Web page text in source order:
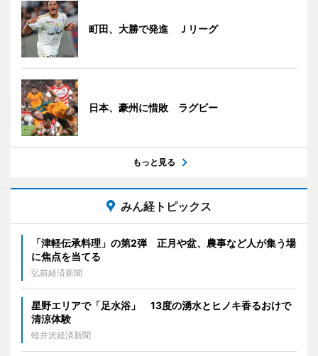
町田、大勝で発進 Ｊリーグ
日本、豪州に惜敗 ラグビー
もっと見る
みん経トピックス
「津軽伝承料理」の第2弾 正月や盆、農事など人が集う場
に焦点を当てる
弘前経済新聞
星野エリアで「足水浴」 13度の湧水とヒノキ香るおけで
清涼体験
軽井沢経済新聞